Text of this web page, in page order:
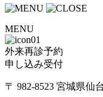
MENU
外来再診予約
申し込み受付
〒 982-8523 宮城県仙